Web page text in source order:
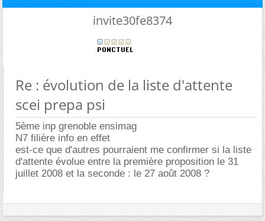
invite30fe8374
Re : évolution de la liste d'attente
scei prepa psi
5ème inp grenoble ensimag
N7 filière info en effet
est-ce que d'autres pourraient me confirmer si la liste
d'attente évolue entre la première proposition le 31
juillet 2008 et la seconde : le 27 août 2008 ?